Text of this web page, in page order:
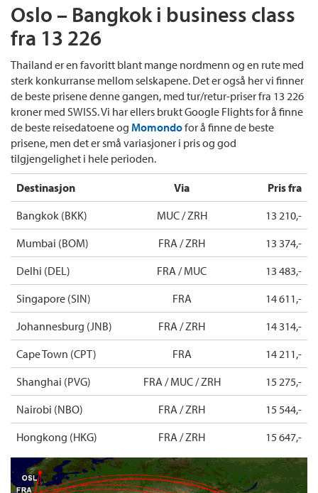
Oslo – Bangkok i business class
fra 13 226
Thailand er en favoritt blant mange nordmenn og en rute med
sterk konkurranse mellom selskapene. Det er også her vi finner
de beste prisene denne gangen, med tur/retur-priser fra 13 226
kroner med SWISS. Vi har ellers brukt Google Flights for å finne
de beste reisedatoene og Momondofor å finne de beste
prisene, men det er små variasjoner i pris og god
tilgjengelighet i hele perioden.
Destinasjon Via
Pris fra
Bangkok (BKK)
MUC / ZRH
13 210,-
Mumbai (BOM)
FRA / ZRH
13 374,-
Delhi (DEL)
FRA / MUC
13 483,-
Singapore (SIN)
FRA
14 611,-
Johannesburg (JNB)
FRA / ZRH
14 314,-
Cape Town (CPT)
FRA
14 211,-
Shanghai (PVG)
FRA / MUC / ZRH
15 275,-
Nairobi (NBO)
FRA / ZRH
15 544,-
Hongkong (HKG)
FRA / ZRH 15 647,-